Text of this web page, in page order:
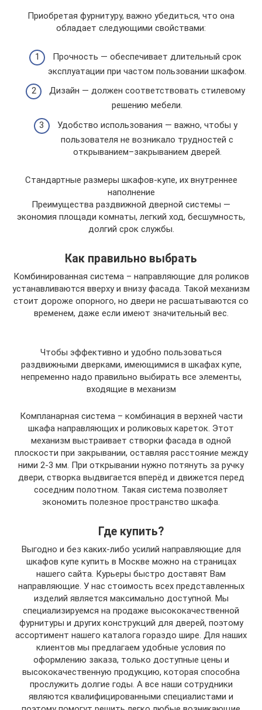
Приобретая фурнитуру, важно убедиться, что она
обладает следующими свойствами:
Прочность — обеспечивает длительный срок
эксплуатации при частом пользовании шкафом.
Дизайн — должен соответствовать стилевому
решению мебели.
Удобство использования — важно, чтобы у
пользователя не возникало трудностей с
открыванием–закрыванием дверей.
Стандартные размеры шкафов-купе, их внутреннее
наполнение
Преимущества раздвижной дверной системы —
экономия площади комнаты, легкий ход, бесшумность,
долгий срок службы.
Как правильно выбрать
Комбинированная система – направляющие для роликов
устанавливаются вверху и внизу фасада. Такой механизм
стоит дороже опорного, но двери не расшатываются со
временем, даже если имеют значительный вес.
Чтобы эффективно и удобно пользоваться
раздвижными дверками, имеющимися в шкафах купе,
непременно надо правильно выбирать все элементы,
входящие в механизм
Компланарная система – комбинация в верхней части
шкафа направляющих и роликовых кареток. Этот
механизм выстраивает створки фасада в одной
плоскости при закрывании, оставляя расстояние между
ними 2-3 мм. При открывании нужно потянуть за ручку
двери, створка выдвигается вперёд и движется перед
соседним полотном. Такая система позволяет
экономить полезное пространство шкафа.
Где купить?
Выгодно и без каких-либо усилий направляющие для
шкафов купе купить в Москве можно на страницах
нашего сайта. Курьеры быстро доставят Вам
направляющие. У нас стоимость всех представленных
изделий является максимально доступной. Мы
специализируемся на продаже высококачественной
фурнитуры и других конструкций для дверей, поэтому
ассортимент нашего каталога гораздо шире. Для наших
клиентов мы предлагаем удобные условия по
оформлению заказа, только доступные цены и
высококачественную продукцию, которая способна
прослужить долгие годы. А все наши сотрудники
являются квалифицированными специалистами и